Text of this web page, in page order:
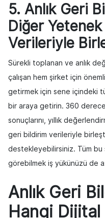
5. Anlık Geri
Diğer
Verileriyle
Sürekli toplanan ve anlık
çalışan hem şirket için
getirmek için sene içindeki
bir araya getirin. 360
sonuçlarını, yıllık
geri bildirim verileriyle
destekleyebilirsiniz. Tüm bu
görebilmek iş yükünüzü de
Anlık Geri
Hangi Dijital